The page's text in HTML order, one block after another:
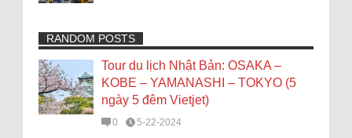
RANDOM POSTS
Tour du lịch Nhật Bản: OSAKA –
KOBE – YAMANASHI – TOKYO (5
ngày 5 đêm Vietjet)
0 5-22-2024